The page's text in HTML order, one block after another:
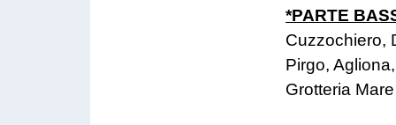
*PARTE
Cuzzochiero,
Pirgo,
Grotteria Mare